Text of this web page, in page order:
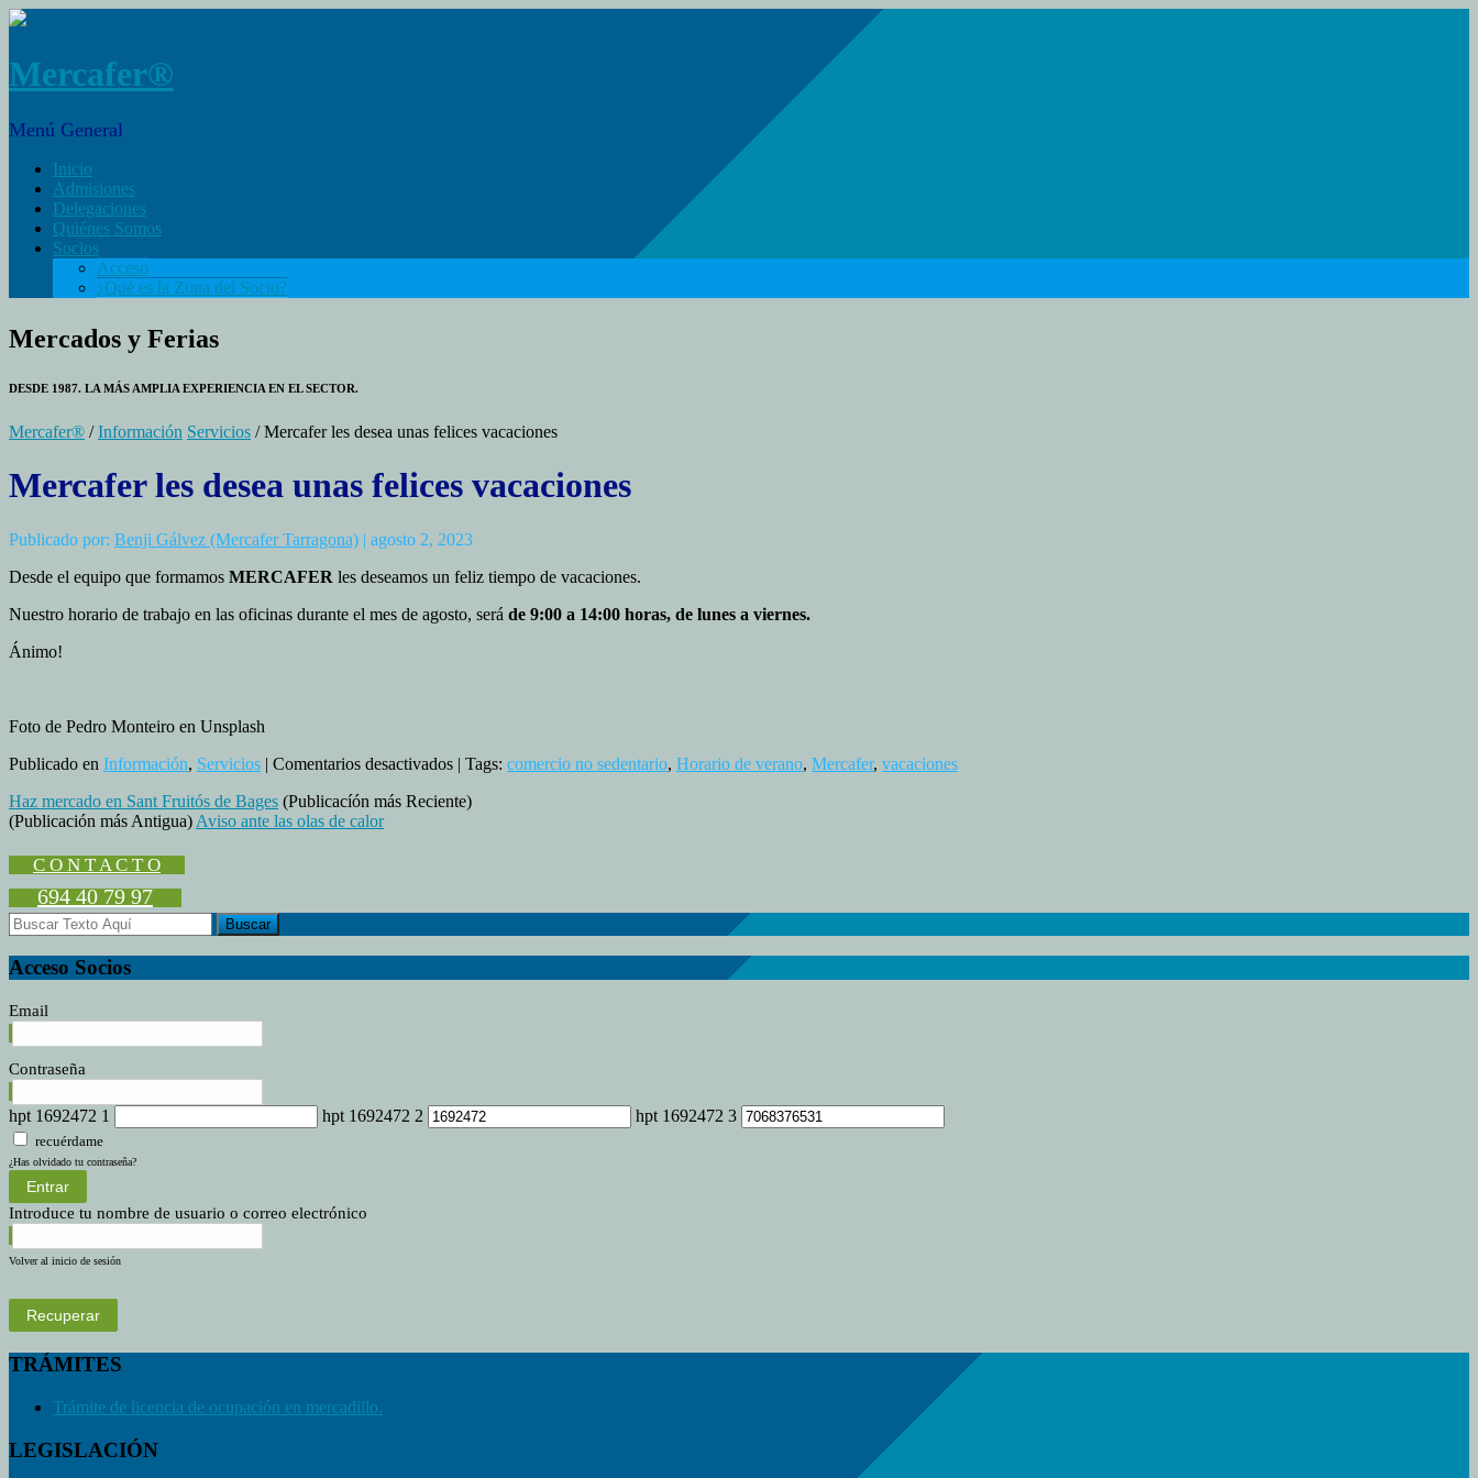
Mercafer®
Menú General
Inicio
Admisiones
Delegaciones
Quiénes Somos
Socios
Acceso
¿Qué es la Zona del Socio?
Mercados y Ferias
DESDE 1987. LA MÁS AMPLIA EXPERIENCIA EN EL SECTOR.
Mercafer® /Información Servicios / Mercafer les desea unas felices vacaciones
Mercafer les desea unas felices vacaciones
Publicado por: Benji Gálvez (Mercafer Tarragona) | agosto 2, 2023
Desde el equipo que formamos MERCAFER les deseamos un feliz tiempo de vacaciones.
Nuestro horario de trabajo en las oficinas durante el mes de agosto, será de 9:00 a 14:00 horas, de lunes a viernes.
Ánimo!
Foto de Pedro Monteiro en Unsplash
Publicado en Información, Servicios | Comentarios desactivadosen
les
| Tags: comercio no sedentario, Horario de verano, Mercafer, vacaciones
Haz mercado en Sant Fruitós de Bages (Publicacíón más Reciente)
(Publicación más Antigua) Aviso ante las olas de calor
C O N T A C T O
694 40 79 97
Acceso Socios
Email
Contraseña
hpt 1692472 1 hpt 1692472 2 hpt 1692472 3
recuérdame
¿Has olvidado tu contraseña?
Entrar
Introduce tu nombre de usuario o correo electrónico
Volver al inicio de sesión
Recuperar
TRÁMITES
Trámite de licencia de ocupación en mercadillo.
LEGISLACIÓN